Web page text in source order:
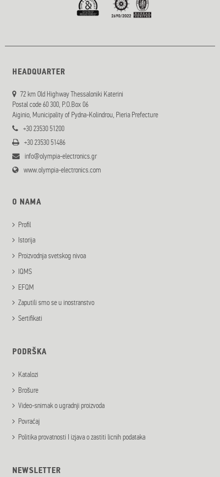
HEADQUARTER
72 km Old Highway Thessaloniki Katerini
Postal code 60 300, P.O.Box 06
Aiginio, Municipality of Pydna-Kolindrou, Pieria Prefecture
+30 23530 51200
+30 23530 51486
info@olympia-electronics.gr
www.olympia-electronics.com
O NAMA
Profil
Istorija
Proizvodnja svetskog nivoa
IQMS
EFQM
Zaputili smo se u inostranstvo
Sertifikati
PODRŠKA
Katalozi
Brošure
Video-snimak o ugradnji proizvoda
Povraćaj
Politika provatnosti I izjava o zastiti licnih podataka
NEWSLETTER